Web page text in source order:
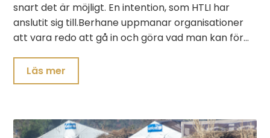
snart det är möjligt. En intention, som HTLI har
anslutit sig till.Berhane uppmanar organisationer
att vara redo att gå in och göra vad man kan för…
Läs mer